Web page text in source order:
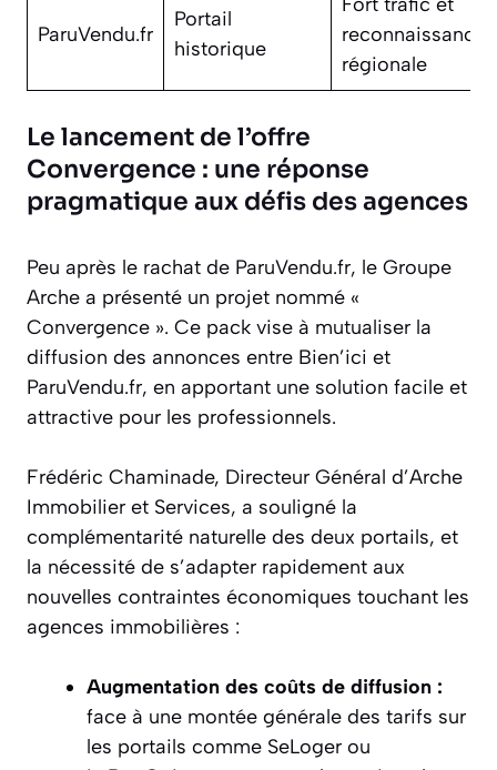
ParuVendu.fr
Portail
historique
Fort trafic et
reconnaissance
régionale
Le lancement de l’offre
Convergence : une réponse
pragmatique aux défis des agences
Peu après le rachat de ParuVendu.fr, le Groupe
Arche a présenté un projet nommé «
Convergence ». Ce pack vise à mutualiser la
diffusion des annonces entre Bien’ici et
ParuVendu.fr, en apportant une solution facile et
attractive pour les professionnels.
Frédéric Chaminade, Directeur Général d’Arche
Immobilier et Services, a souligné la
complémentarité naturelle des deux portails, et
la nécessité de s’adapter rapidement aux
nouvelles contraintes économiques touchant les
agences immobilières :
Augmentation des coûts de diffusion :
face à une montée générale des tarifs sur
les portails comme SeLoger ou